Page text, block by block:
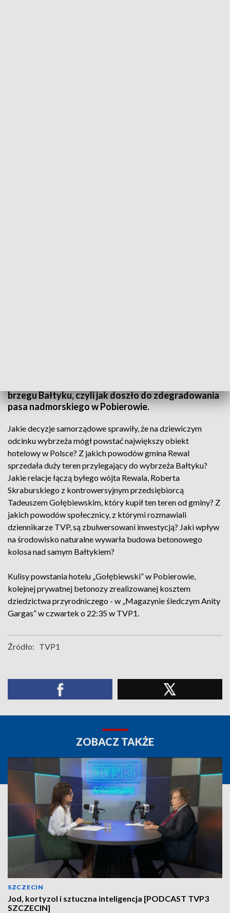
brzegu Bałtyku, czyli jak doszło do zdegradowania
pasa nadmorskiego w Pobierowie.
Jakie decyzje samorządowe sprawiły, że na dziewiczym
odcinku wybrzeża mógł powstać największy obiekt
hotelowy w Polsce? Z jakich powodów gmina Rewal
sprzedała duży teren przylegający do wybrzeża Bałtyku?
Jakie relacje łączą byłego wójta Rewala, Roberta
Skraburskiego z kontrowersyjnym przedsiębiorcą
Tadeuszem Gołębiewskim, który kupił ten teren od gminy? Z
jakich powodów społecznicy, z którymi rozmawiali
dziennikarze TVP, są zbulwersowani inwestycją? Jaki wpływ
na środowisko naturalne wywarła budowa betonowego
kolosa nad samym Bałtykiem?
Kulisy powstania hotelu „Gołębiewski” w Pobierowie,
kolejnej prywatnej betonozy zrealizowanej kosztem
dziedzictwa przyrodniczego - w „Magazynie śledczym Anity
Gargas” w czwartek o 22:35 w TVP1.
Źródło: TVP1
ZOBACZ TAKŻE
SZCZECIN
Jod, kortyzol i sztuczna inteligencja [PODCAST TVP3
SZCZECIN]